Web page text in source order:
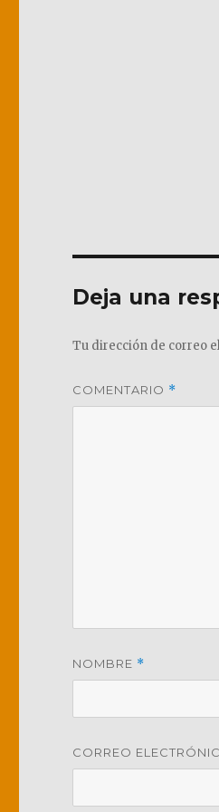
Deja una
Tu dirección de correo
COMENTARIO *
NOMBRE *
CORREO